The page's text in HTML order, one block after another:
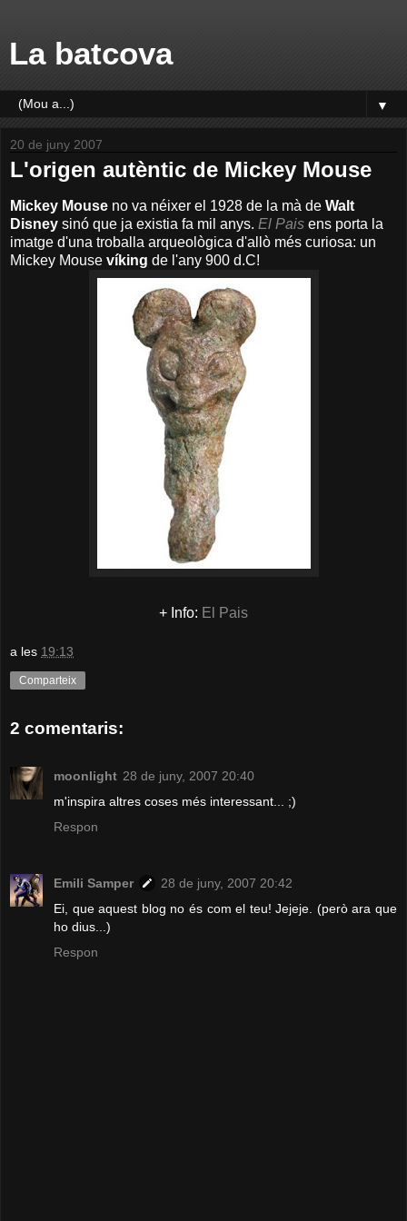
La batcova
▼
20 de juny 2007
L'origen autèntic de Mickey Mouse
Mickey Mouse no va néixer el 1928 de la mà de Walt
Disney sinó que ja existia fa mil anys. El Pais ens porta la
imatge d'una troballa arqueològica d'allò més curiosa: un
Mickey Mouse víking de l'any 900 d.C!
+ Info: El Pais
a les 19:13
Comparteix
2 comentaris:
moonlight 28 de juny, 2007 20:40
m'inspira altres coses més interessant... ;)
Respon
Emili Samper
28 de juny, 2007 20:42
Ei, que aquest blog no és com el teu! Jejeje. (però ara que
ho dius...)
Respon